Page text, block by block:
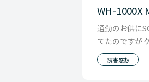
WH-1000X
通勤のお供に
てたのですが
のと iphone と
ツをな
読書感想